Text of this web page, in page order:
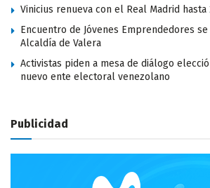
Vinicius renueva con el Real Madrid hasta
Encuentro de Jóvenes Emprendedores
Alcaldía de Valera
Activistas piden a mesa de diálogo
nuevo ente electoral venezolano
Publicidad